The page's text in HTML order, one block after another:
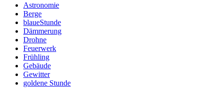
Astronomie
Berge
blaueStunde
Dämmerung
Drohne
Feuerwerk
Frühling
Gebäude
Gewitter
goldene Stunde